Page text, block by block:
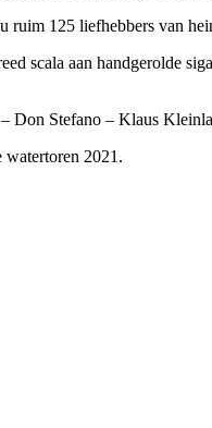
ruim 125 liefhebbers van
scala aan handgerolde
Don Stefano – Klaus
2021.